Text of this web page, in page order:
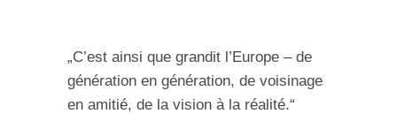
„C’est ainsi que grandit l’Europe – de
génération en génération, de voisinage
en amitié, de la vision à la réalité.“